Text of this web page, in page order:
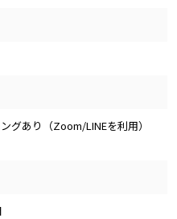
グあり（Zoom/LINEを利用）